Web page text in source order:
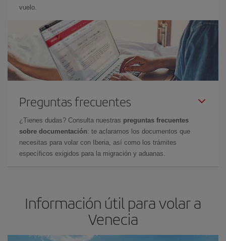
vuelo.
Preguntas frecuentes
¿Tienes dudas? Consulta nuestras preguntas frecuentes
sobre documentación: te aclaramos los documentos que
necesitas para volar con Iberia, así como los trámites
específicos exigidos para la migración y aduanas.
Información útil para volar a
Venecia